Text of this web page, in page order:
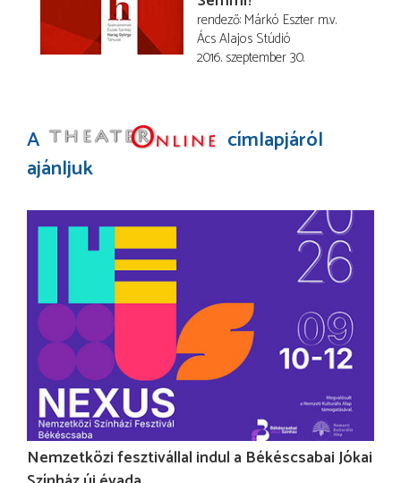
rendező Márkó Eszter m.v.
Ács Alajos Stúdió
2016. szeptember 30.
A
címlapjáról
ajánljuk
Nemzetközi fesztivállal indul a Békéscsabai Jókai